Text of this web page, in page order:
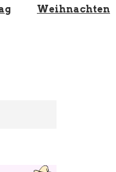
Weihnachten